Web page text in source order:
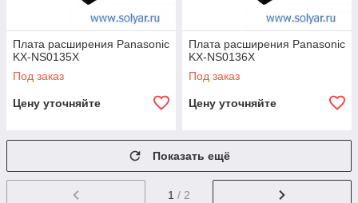
Плата расширения Panasonic
KX-NS0135X
Под заказ
Цену уточняйте
Плата расширения Panasonic
KX-NS0136X
Под заказ
Цену уточняйте
Показать ещё
1 / 2